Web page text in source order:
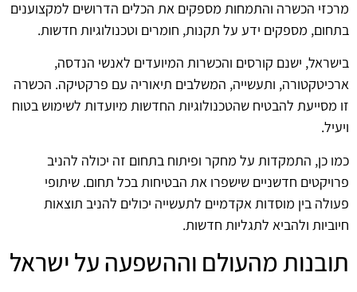
מרכזי הכשרה והתמחות מספקים את הכלים הדרושים למקצוענים
בתחום, מספקים ידע על תקנות, חומרים וטכנולוגיות חדשות.
בישראל, ישנם קורסים והכשרות המיועדים לאנשי הנדסה,
ארכיטקטורה, ותעשייה, המשלבים תיאוריה עם פרקטיקה. הכשרה
זו מסייעת להבטיח שהטכנולוגיות החדשות מיועדות לשימוש בטוח
ויעיל.
כמו כן, התמקדות על מחקר ופיתוח בתחום זה יכולה להניב
פרויקטים חדשניים שישפרו את הבטיחות בכל תחום. שיתופי
פעולה בין מוסדות אקדמיים לתעשייה יכולים להניב תוצאות
חיוביות ולהביא לתגליות חדשות.
תובנות מהעולם וההשפעה על ישראל